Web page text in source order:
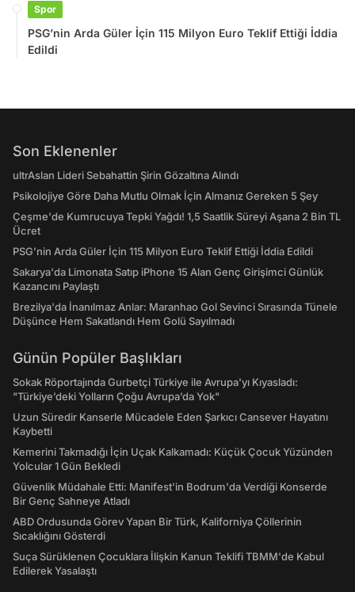
Spor
PSG’nin Arda Güler İçin 115 Milyon Euro Teklif Ettiği İddia
Edildi
Son Eklenenler
ultrAslan Lideri Sebahattin Şirin Gözaltına Alındı
Psikolojiye Göre Daha Mutlu Olmak İçin Almanız Gereken 5 Şey
Çeşme'de Kumrucuya Tepki Yağdı! 1,5 Saatlik Süreyi Aşana 2 Bin TL
Ücret
PSG’nin Arda Güler İçin 115 Milyon Euro Teklif Ettiği İddia Edildi
Sakarya'da Limonata Satıp iPhone 15 Alan Genç Girişimci Günlük
Kazancını Paylaştı
Brezilya'da İnanılmaz Anlar: Maranhao Gol Sevinci Sırasında Tünele
Düşünce Hem Sakatlandı Hem Golü Sayılmadı
Günün Popüler Başlıkları
Sokak Röportajında Gurbetçi Türkiye ile Avrupa'yı Kıyasladı:
"Türkiye’deki Yolların Çoğu Avrupa’da Yok"
Uzun Süredir Kanserle Mücadele Eden Şarkıcı Cansever Hayatını
Kaybetti
Kemerini Takmadığı İçin Uçak Kalkamadı: Küçük Çocuk Yüzünden
Yolcular 1 Gün Bekledi
Güvenlik Müdahale Etti: Manifest'in Bodrum'da Verdiği Konserde
Bir Genç Sahneye Atladı
ABD Ordusunda Görev Yapan Bir Türk, Kaliforniya Çöllerinin
Sıcaklığını Gösterdi
Suça Sürüklenen Çocuklara İlişkin Kanun Teklifi TBMM'de Kabul
Edilerek Yasalaştı